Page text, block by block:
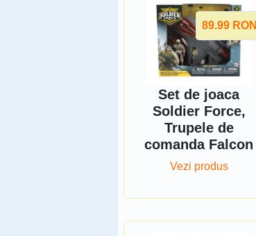
89.99 RON
Set de joaca
Soldier Force,
Trupele de
comanda Falcon
Vezi produs